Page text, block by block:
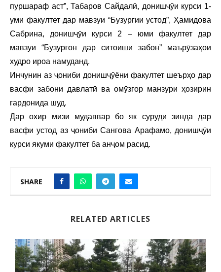
пуршараф аст”, Табаров Сайдалӣ, донишҷӯи курси 1-
уми факултет дар мавзуи “Бузургии устод”, Ҳамидова
Сабрина, донишҷӯи курси 2 – юми факултет дар
мавзуи “Бузургон дар ситоиши забон” маърӯзаҳои
худро ироа намуданд.
Инчунин аз ҷониби донишҷӯёни факултет шеърҳо дар
васфи забони давлатӣ ва омӯзгор манзури ҳозирин
гардонида шуд.
Дар охир мизи мудаввар бо як суруди зинда дар
васфи устод аз ҷониби Сангова Арафамо, донишҷӯи
курси якуми факултет ба анҷом расид.
SHARE
RELATED ARTICLES